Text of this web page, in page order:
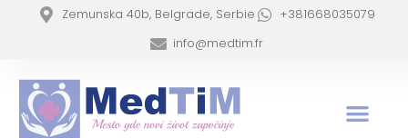
Zemunska 40b, Belgrade, Serbie
+381668035079
info@medtim.fr